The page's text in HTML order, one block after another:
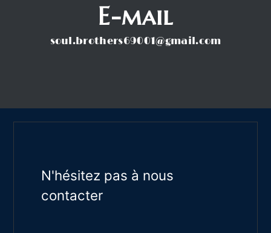
E-mail
soul.brothers69001@gmail.com
N'hésitez pas à nous
contacter